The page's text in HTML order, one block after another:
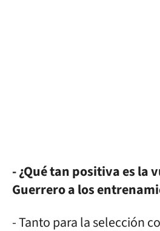
- ¿Qué tan positiva es la
Guerrero a los
- Tanto para la selección